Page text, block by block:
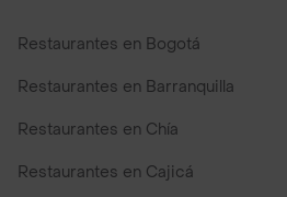
Restaurantes en Bogotá
Restaurantes en Barranquilla
Restaurantes en Chía
Restaurantes en Cajicá